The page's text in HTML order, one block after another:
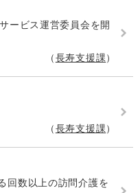
ービス運営委員会を開
長寿支援課
長寿支援課
回数以上の訪問介護を